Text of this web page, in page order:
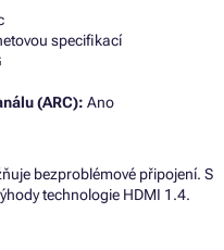
specifikací
(ARC): Ano
bezproblémové připojení. S
technologie HDMI 1.4.